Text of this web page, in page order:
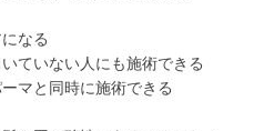
なる
ていない人にも施術できる
マと同時に施術できる